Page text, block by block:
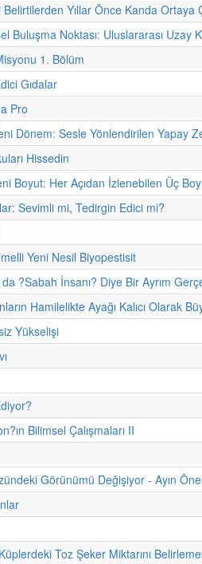
Yıllar Önce Kanda Ortaya
Buluşma Noktası: Uluslararası Uzay
1. Bölüm
Gıdalar
Pro
Dönem: Sesle Yönlendirilen Yapay
Hissedin
Boyut: Her Açıdan İzlenebilen Üç
Sevimli mi, Tedirgin Edici mi?
Yeni Nesil Biyopestisit
?Sabah İnsanı? Diye Bir Ayrım
Hamilelikte Ayağı Kalıcı Olarak
Yükselişi
Bilimsel Çalışmaları II
Görünümü Değişiyor - Ayın
Toz Şeker Miktarını